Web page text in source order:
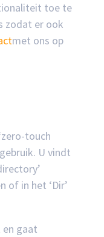
toe te
zodat er ook
met ons op
touch
U vindt
of in het ‘Dir’
gaat